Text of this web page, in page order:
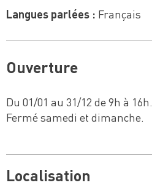
Langues parlées : Français
Ouverture
Du 01/01 au 31/12 de 9h à 16h.
Fermé samedi et dimanche.
Localisation